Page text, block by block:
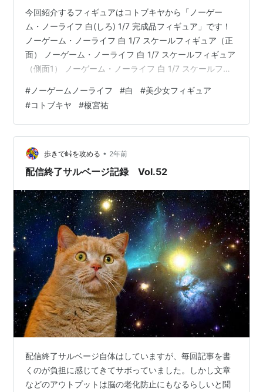
今回紹介するフィギュアはコトブキヤから「ノーゲー
ム・ノーライフ 白(しろ) 1/7 完成品フィギュア」です！
ノーゲーム・ノーライフ 白 1/7 スケールフィギュア（正
面） ノーゲーム・ノーライフ 白 1/7 スケールフィギュア
（側面1） ノーゲーム・ノーライフ 白 1/7 スケールフィ
ルフィギュア（背面） 製品仕様 PVC塗装済み完成品【ス
ケール】 1/7【サイズ】 全高：約 155 mm【素材】
PVC（非フタル酸）・ABS【対象年齢】 15歳以上【原型
制作】 小島翔【価格】 14,300 円（税込） 発売日 初販
：2014年1…
# ノーゲームノーライフ #白 #美少女フィギュア
#コトブキヤ #榎宮祐
歩きで峠を攻める • 2年前
配信終了サルベージ記録 Vol.52
配信終了サルベージ自体はしていますが、毎回記事を書
くのが負担に感じてきてサボっていました。しかし文章
などのアウトプットは脳の老化防止にもなるらしいと聞